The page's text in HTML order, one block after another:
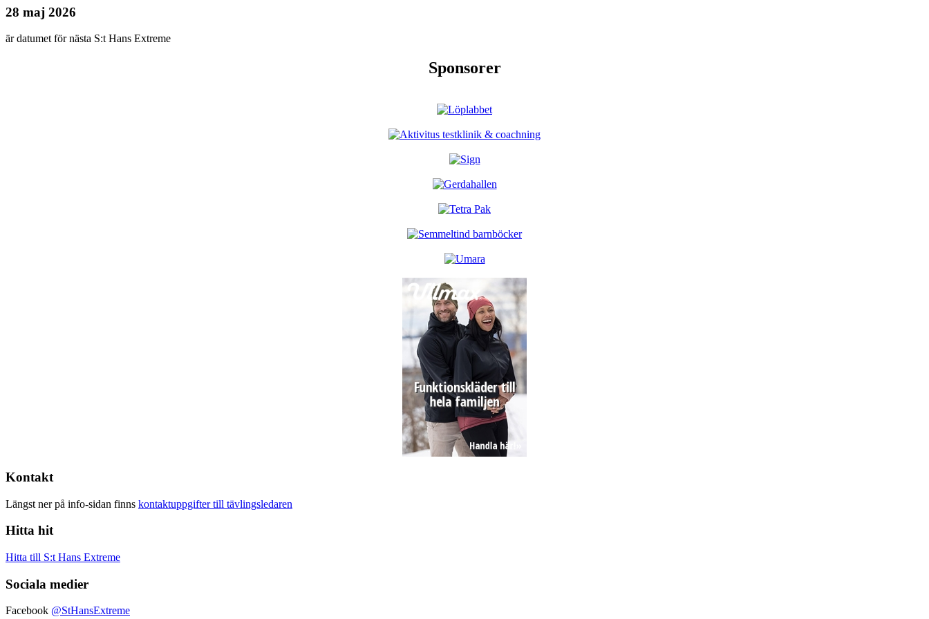
28 maj 2026
är datumet för nästa S:t Hans Extreme
Sponsorer
Kontakt
Längst ner på info-sidan finns kontaktuppgifter till tävlingsledaren
Hitta hit
Hitta till S:t Hans Extreme
Sociala medier
Facebook @StHansExtreme